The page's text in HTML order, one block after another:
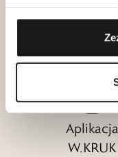
W.KRUK
Dołącz
Aplikacja
W.KRUK